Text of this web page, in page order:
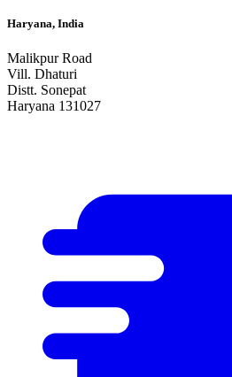
Haryana, India
Malikpur Road
Vill. Dhaturi
Distt. Sonepat
Haryana 131027